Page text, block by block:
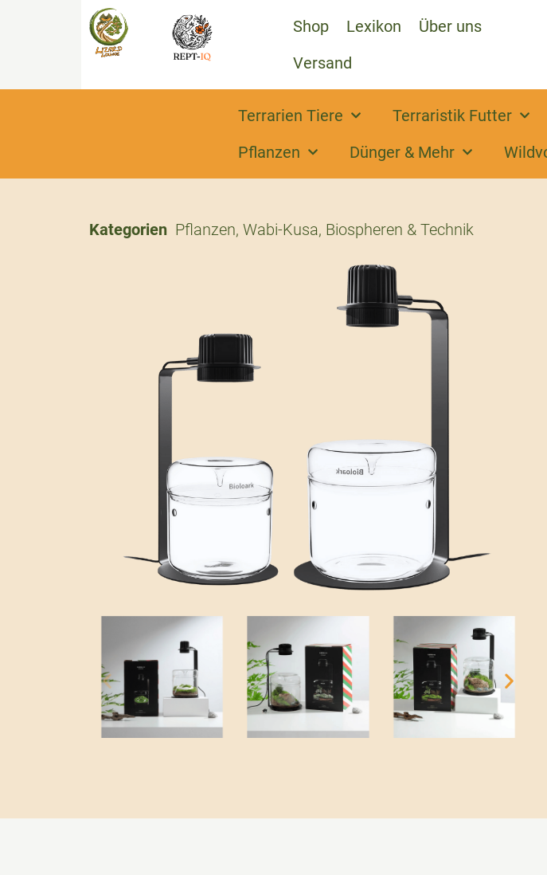
Shop Lexikon
Über uns
Versand
Terrarien Tiere Terraristik Futter
Pflanzen
Dünger & Mehr
Kategorien Pflanzen, Wabi-Kusa, Biospheren & Technik